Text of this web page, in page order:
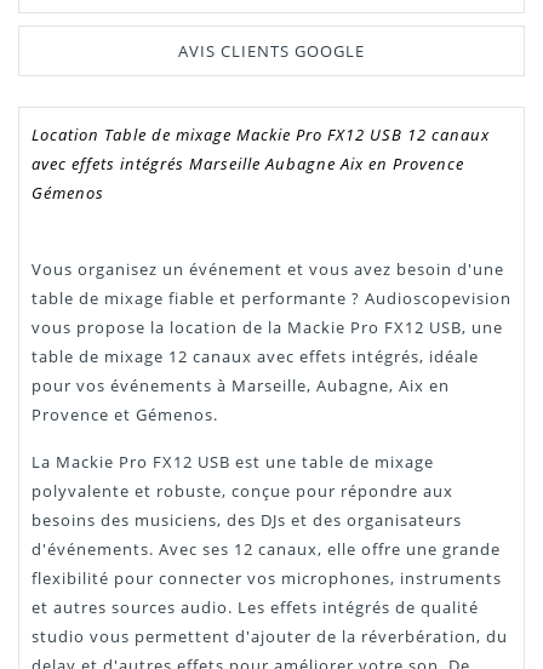
AVIS CLIENTS GOOGLE
Location Table de mixage Mackie Pro FX12 USB 12 canaux
avec effets intégrés Marseille Aubagne Aix en Provence
Gémenos
Vous organisez un événement et vous avez besoin d'une
table de mixage fiable et performante ? Audioscopevision
vous propose la location de la Mackie Pro FX12 USB, une
table de mixage 12 canaux avec effets intégrés, idéale
pour vos événements à Marseille, Aubagne, Aix en
Provence et Gémenos.
La Mackie Pro FX12 USB est une table de mixage
polyvalente et robuste, conçue pour répondre aux
besoins des musiciens, des DJs et des organisateurs
d'événements. Avec ses 12 canaux, elle offre une grande
flexibilité pour connecter vos microphones, instruments
et autres sources audio. Les effets intégrés de qualité
studio vous permettent d'ajouter de la réverbération, du